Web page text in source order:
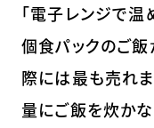
「電子レンジで温
個食パックのご
際には最も売れま
量にご飯を炊か